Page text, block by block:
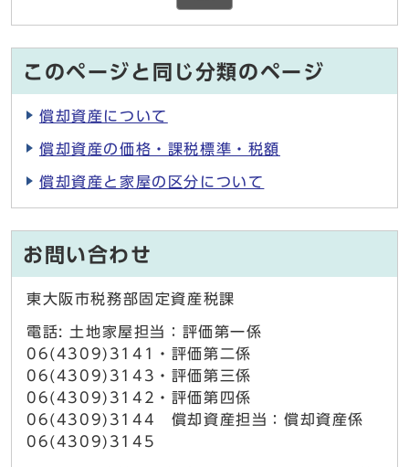
このページと同じ分類のページ
償却資産について
償却資産の価格・課税標準・税額
償却資産と家屋の区分について
お問い合わせ
東大阪市税務部固定資産税課
電話: 土地家屋担当：評価第一係
06(4309)3141・評価第二係
06(4309)3143・評価第三係
06(4309)3142・評価第四係
06(4309)3144 償却資産担当：償却資産係
06(4309)3145